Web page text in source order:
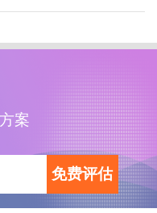
案
免费评估